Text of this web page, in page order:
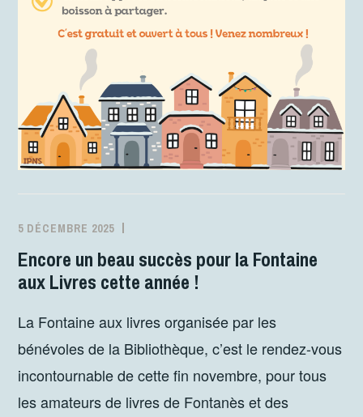
5 DÉCEMBRE 2025
Encore un beau succès pour la Fontaine
aux Livres cette année !
La Fontaine aux livres organisée par les
bénévoles de la Bibliothèque, c’est le rendez-vous
incontournable de cette fin novembre, pour tous
les amateurs de livres de Fontanès et des